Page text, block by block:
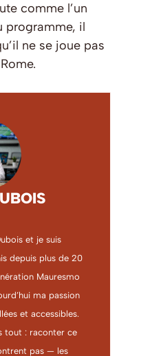
comme l’un
programme, il
ne se joue pas
et je suis
depuis plus de 20
Mauresmo
ma passion
et accessibles.
tout : raconter ce
pas — les